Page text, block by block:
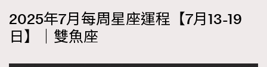
2025年7月每周星座運程【7月13-19
日】｜雙魚座